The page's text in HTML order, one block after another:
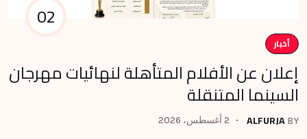
02
أخبار
إعلان عن الأفلام المتأهلة لنهائيات مهرجان
السينما المتنقلة
BY
ALFURJA 2 أغسطس، 2026